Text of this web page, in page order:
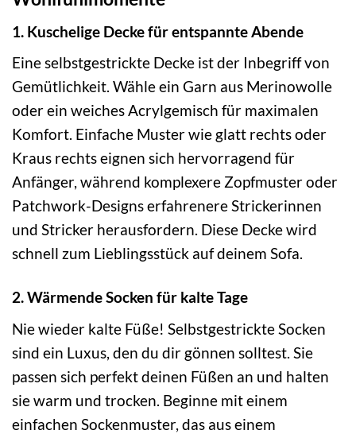
1. Kuschelige Decke für entspannte Abende
Eine selbstgestrickte Decke ist der Inbegriff von
Gemütlichkeit. Wähle ein Garn aus Merinowolle
oder ein weiches Acrylgemisch für maximalen
Komfort. Einfache Muster wie glatt rechts oder
Kraus rechts eignen sich hervorragend für
Anfänger, während komplexere Zopfmuster oder
Patchwork-Designs erfahrenere Strickerinnen
und Stricker herausfordern. Diese Decke wird
schnell zum Lieblingsstück auf deinem Sofa.
2. Wärmende Socken für kalte Tage
Nie wieder kalte Füße! Selbstgestrickte Socken
sind ein Luxus, den du dir gönnen solltest. Sie
passen sich perfekt deinen Füßen an und halten
sie warm und trocken. Beginne mit einem
einfachen Sockenmuster, das aus einem